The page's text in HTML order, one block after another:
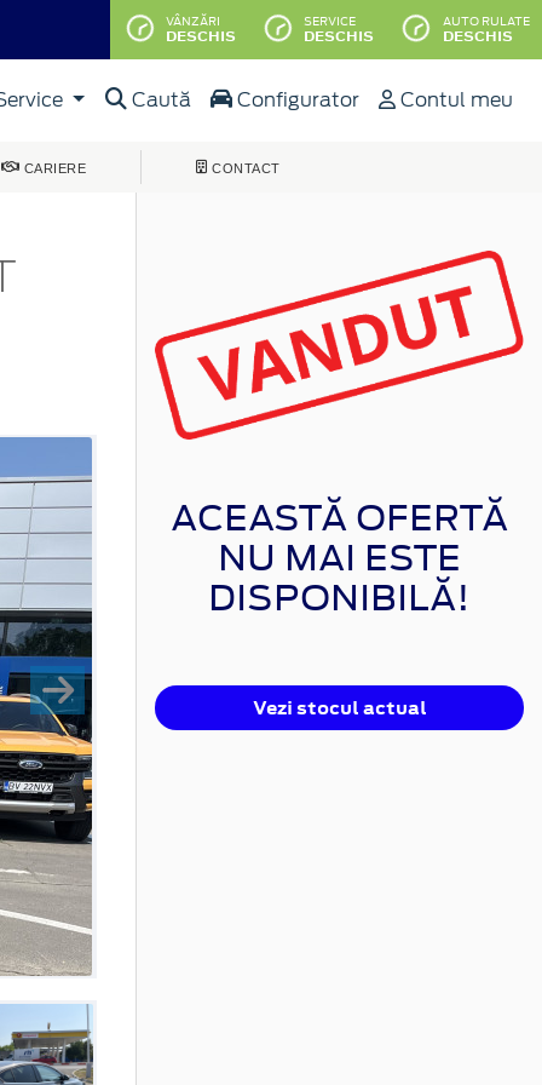
VÂNZĂRI
DESCHIS
SERVICE
DESCHIS
AUTO RULATE
DESCHIS
Caută Configurator Contul meu
CARIERE CONTACT
ACEASTĂ OFERTĂ
NU MAI ESTE
DISPONIBILĂ!
Vezi stocul actual